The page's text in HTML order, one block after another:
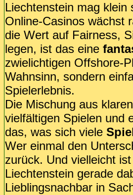
Liechtenstein mag
Online-Casinos wächst
die Wert auf Fairness,
legen, ist das eine
zwielichtigen Offshore-
Wahnsinn, sondern
Spielerlebnis.
Die Mischung aus
vielfältigen Spielen und
das, was sich viele
Wer einmal den
zurück. Und vielleicht
Liechtenstein gerade
Lieblingsnachbar in